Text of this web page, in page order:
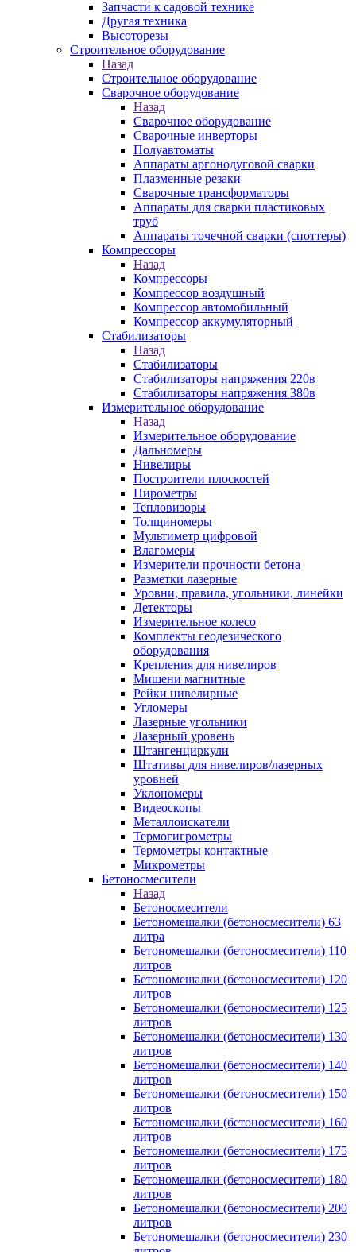
Запчасти к садовой технике
Другая техника
Высоторезы
Строительное оборудование
Назад
Строительное оборудование
Сварочное оборудование
Назад
Сварочное оборудование
Сварочные инверторы
Полуавтоматы
Аппараты аргонодуговой сварки
Плазменные резаки
Сварочные трансформаторы
Аппараты для сварки пластиковых
труб
Аппараты точечной сварки (споттеры)
Компрессоры
Назад
Компрессоры
Компрессор воздушный
Компрессор автомобильный
Компрессор аккумуляторный
Стабилизаторы
Назад
Стабилизаторы
Стабилизаторы напряжения 220в
Стабилизаторы напряжения 380в
Измерительное оборудование
Назад
Измерительное оборудование
Дальномеры
Нивелиры
Построители плоскостей
Пирометры
Тепловизоры
Толщиномеры
Мультиметр цифровой
Влагомеры
Измерители прочности бетона
Разметки лазерные
Уровни, правила, угольники, линейки
Детекторы
Измерительное колесо
Комплекты геодезического
оборудования
Крепления для нивелиров
Мишени магнитные
Рейки нивелирные
Угломеры
Лазерные угольники
Лазерный уровень
Штангенциркули
Штативы для нивелиров/лазерных
уровней
Уклономеры
Видеоскопы
Металлоискатели
Термогигрометры
Термометры контактные
Микрометры
Бетоносмесители
Назад
Бетоносмесители
Бетономешалки (бетоносмесители) 63
литра
Бетономешалки (бетоносмесители) 110
литров
Бетономешалки (бетоносмесители) 120
литров
Бетономешалки (бетоносмесители) 125
литров
Бетономешалки (бетоносмесители) 130
литров
Бетономешалки (бетоносмесители) 140
литров
Бетономешалки (бетоносмесители) 150
литров
Бетономешалки (бетоносмесители) 160
литров
Бетономешалки (бетоносмесители) 175
литров
Бетономешалки (бетоносмесители) 180
литров
Бетономешалки (бетоносмесители) 200
литров
Бетономешалки (бетоносмесители) 230